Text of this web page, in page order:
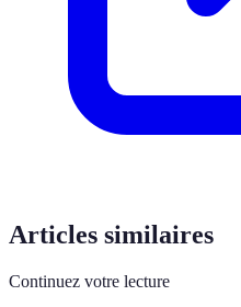
Articles similaires
Continuez votre lecture